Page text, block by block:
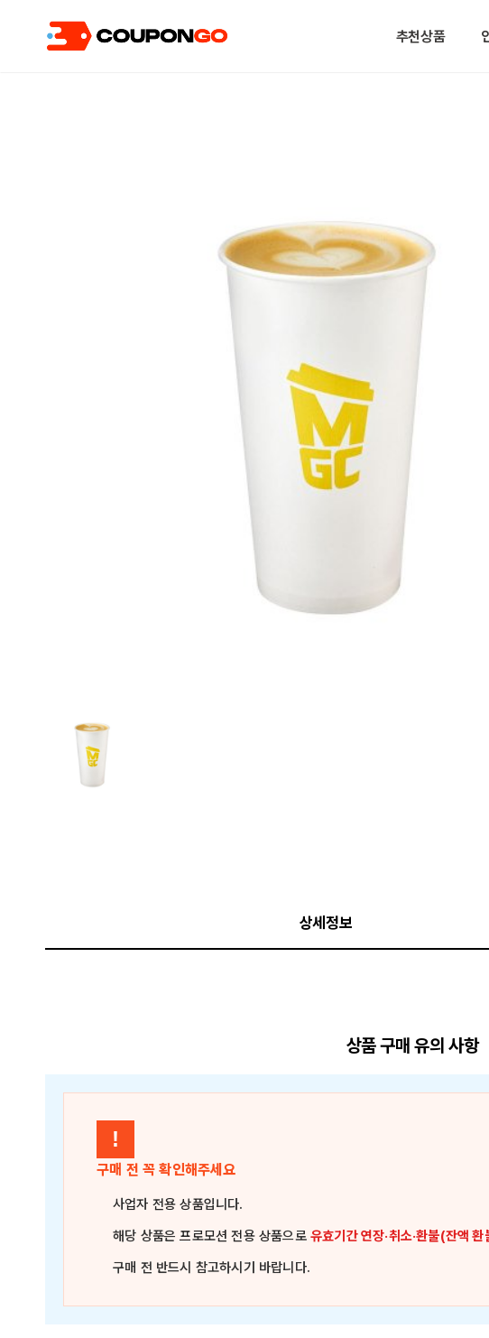
추천상품
상세정보
상품 구매 유의 사항
!
구매 전 꼭 확인해주세요
사업자 전용 상품입니다.
해당 상품은프로모션 전용 상품으로유효기간 연장·취소·환불(잔액
구매 전 반드시 참고하시기 바랍니다.